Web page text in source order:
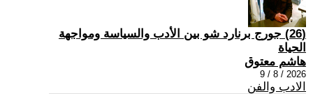
(26) جورج برنارد شو بين الأدب والسياسة ومواجهة
الحياة
هاشم معتوق
2026 / 8 / 9
الادب والفن